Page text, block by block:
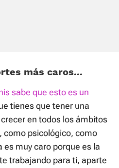
más caros...
sabe que esto es un
tienes que tener una
en todos los ámbitos
como psicológico, como
es muy caro porque es la
trabajando para ti, aparte